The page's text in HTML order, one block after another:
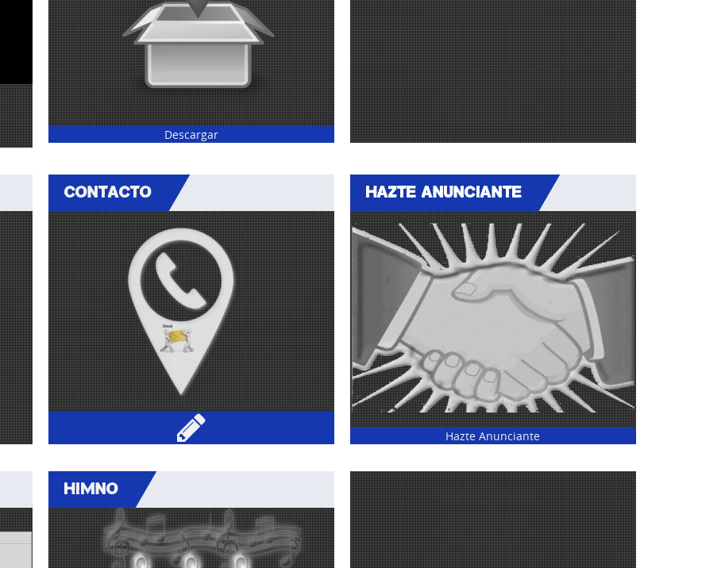
Descargar
CONTACTO HAZTE ANUNCIANTE
Hazte Anunciante
HIMNO